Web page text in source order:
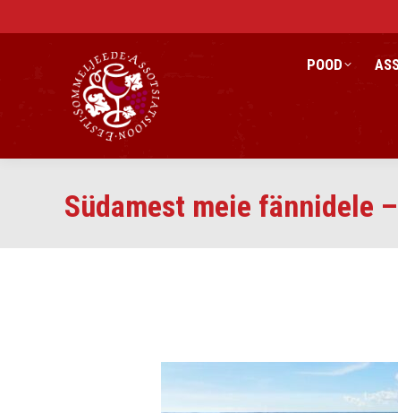
POOD
Südamest meie fännidele